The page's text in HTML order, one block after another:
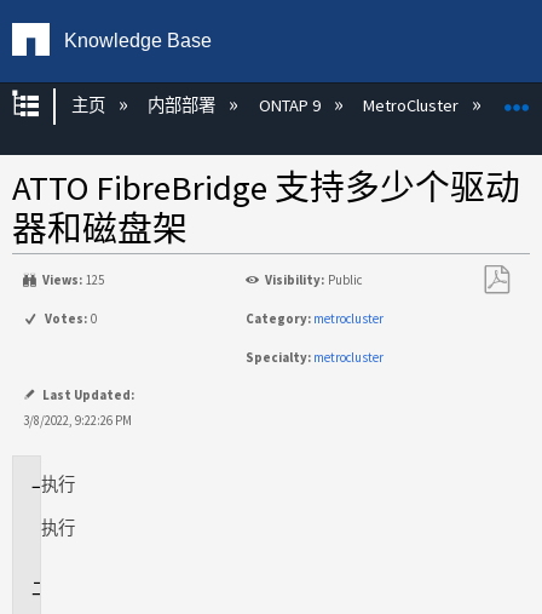
Knowledge Base
扩展/隐缩全局层次
主页 内部部署 ONTAP 9 MetroCluster
ATTO FibreBridge 支持多少个驱动
器和磁盘架
Views: 125 Visibility: Public
Votes: 0 Category: metrocluster
Specialty: metrocluster
Last Updated:
3/8/2022, 9:22:26 PM
适
场
执行
执行